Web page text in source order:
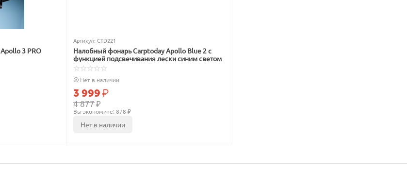
3 PRO
Артикул: CTD221
Налобный фонарь Carptoday Apollo Blue 2 с
функцией подсвечивания лески синим светом
Нет в наличии
4 877₽
3 999₽
Вы экономите: 878 ₽
Нет в наличии